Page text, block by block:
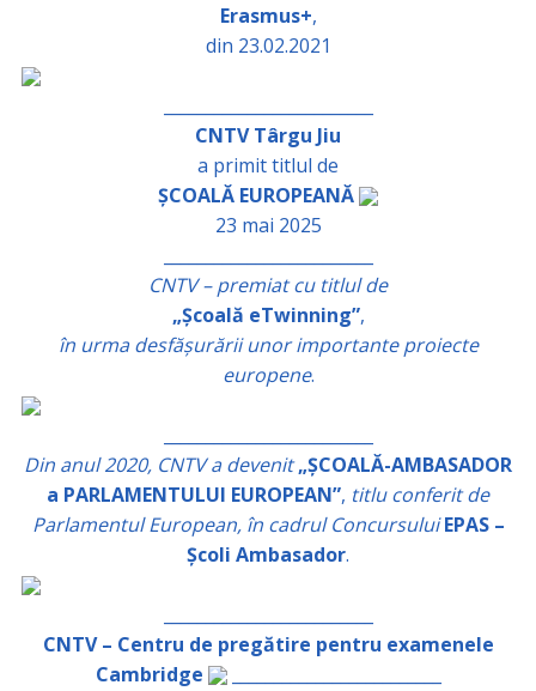
Erasmus+,
din 23.02.2021
CNTV Târgu Jiu
a primit titlul de
ȘCOALĂ EUROPEANĂ
23 mai 2025
CNTV – premiat cu titlul de
„Școală eTwinning”,
în urma desfășurării unor importante proiecte
europene.
Din anul 2020, CNTV a devenit „ȘCOALĂ-AMBASADOR
a PARLAMENTULUI EUROPEAN”, titlu conferit de
Parlamentul European, în cadrul Concursului EPAS –
Școli Ambasador.
CNTV – Centru de pregătire pentru examenele
Cambridge
_________________________